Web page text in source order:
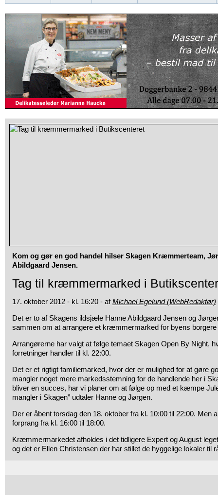
Kom og gør en god handel hilser Skagen Kræmmerteam,
Abildgaard Jensen.
Tag til kræmmermarked i
17. oktober 2012 - kl. 16:20 - afMichael Egelund (WebRedaktør)
Det er to af Skagens ildsjæle Hanne Abildgaard Jensen og
sammen om at arrangere et kræmmermarked for byens
Arrangørerne har valgt at følge temaet Skagen Open By Night,
forretninger handler til kl. 22:00.
Det er et rigtigt familiemarked, hvor der er mulighed for at gøre
mangler noget mere markedsstemning for de handlende her i
bliver en succes, har vi planer om at følge op med et kæmpe
mangler i Skagen” udtaler Hanne og Jørgen.
Der er åbent torsdag den 18. oktober fra kl. 10:00 til 22:00. Men
forprang fra kl. 16:00 til 18:00.
Kræmmermarkedet afholdes i det tidligere Expert og August
og det er Ellen Christensen der har stillet de hyggelige lokaler til